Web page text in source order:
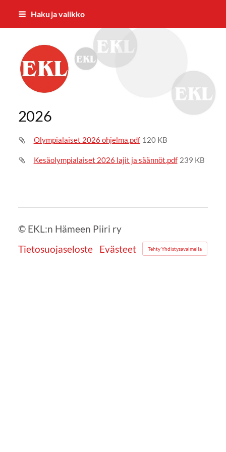
Siirry
Haku ja valikko
EKL:n Hämeen Piiri ry
2026
Olympialaiset 2026 ohjelma.pdf 120 KB
Kesäolympialaiset 2026 lajit ja säännöt.pdf 239 KB
© EKL:n Hämeen Piiri ry
Tietosuojaseloste
Evästeet Tehty Yhdistysavaimella